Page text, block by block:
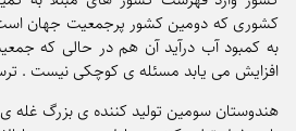
کشوری که دومین کشور پرجمعیت جهان
افزایش می یابد مسئله ی کوچکی نیست .
هندوستان سومین تولید کننده ی بزرگ غله